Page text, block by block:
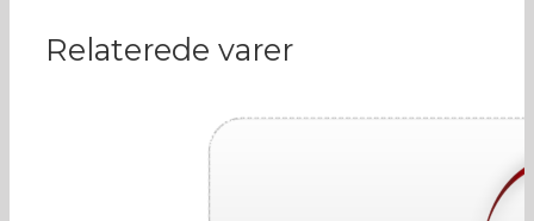
Relaterede varer